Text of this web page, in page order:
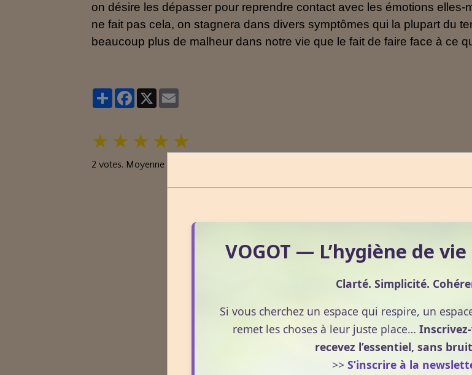
on désire les dépasser pour reprendre contact avec les émotions elles-
ne fait pas cela, on stagnera dans divers symptômes qui la plupart du
beaucoup plus de malheur dans notre vie que le fait de faire face à ce
PartagerFacebook
X
★ ★ ★ ★ ★
2 votes. Moyenne
VOGOT — L’hygiène de
Clarté. Simplicité.
Si vous cherchez un espace qui respire, un
remet les choses à leur juste place…
recevez l’essentiel, sans
>> S’inscrire à la